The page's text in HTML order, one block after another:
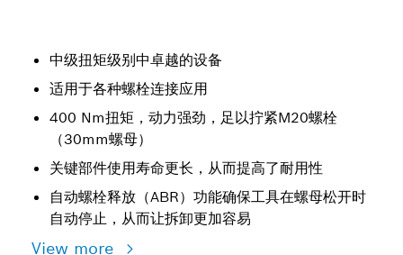
中级扭矩级别中卓越的设备
适用于各种螺栓连接应用
400 Nm扭矩，动力强劲，足以拧紧M20螺栓
（30mm螺母）
关键部件使用寿命更长，从而提高了耐用性
自动螺栓释放（ABR）功能确保工具在螺母松开时
自动停止，从而让拆卸更加容易
View more